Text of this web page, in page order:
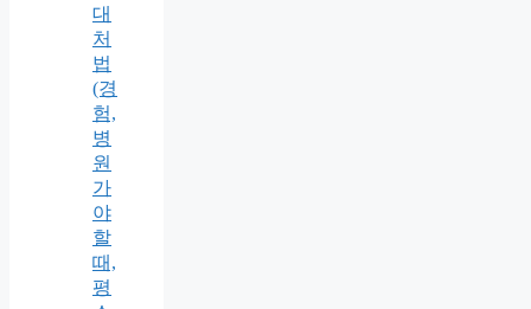
대
처
법
(경
험,
병
원
가
야
할
때,
평